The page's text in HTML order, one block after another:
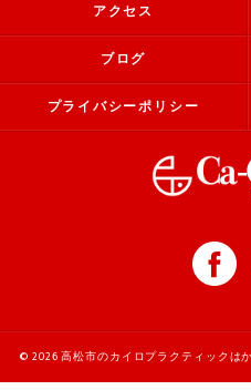
アクセス
ブログ
プライバシーポリシー
© 2026 高松市のカイロプラクティックはか